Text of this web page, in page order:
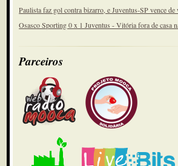
Paulista faz gol contra bizarro, e Juventus-SP vence
Osasco Sporting 0 x 1 Juventus - Vitória fora de casa
Parceiros